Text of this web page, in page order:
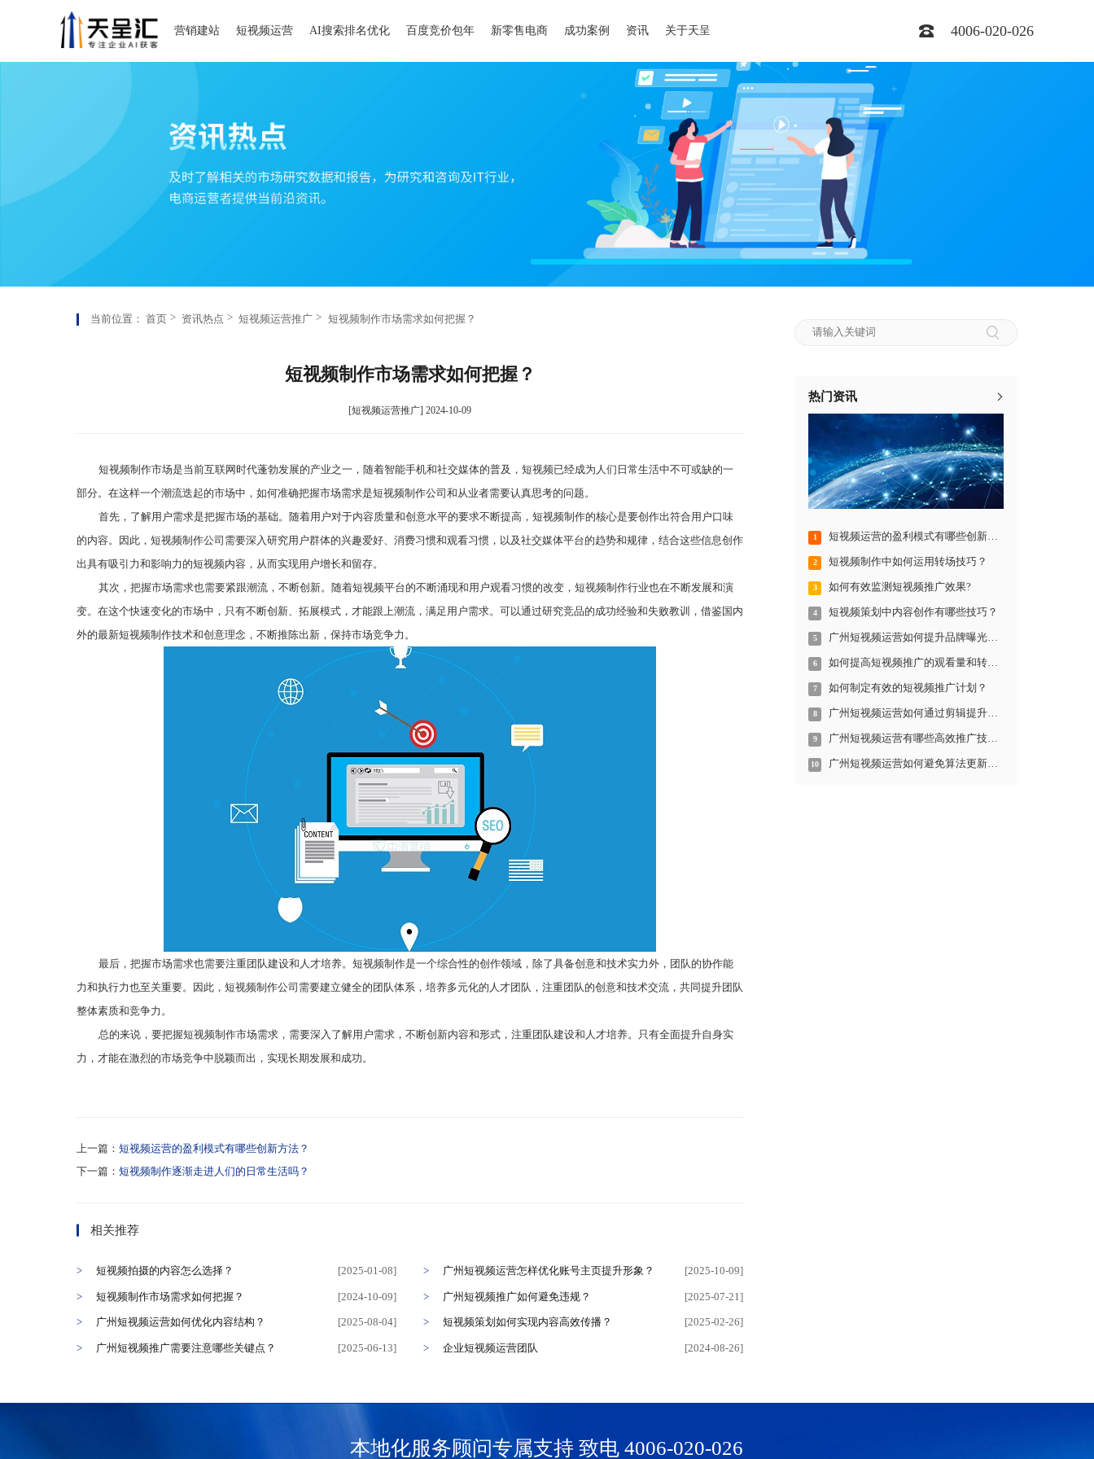
营销建站 短视频运营 AI搜索排名优化 百度竞价包年 新零售电商 成功案例 资讯 关于天呈 4006-020-026
当前位置： 首页 资讯热点 短视频运营推广 短视频制作市场需求如何把握？
短视频制作市场需求如何把握？
[短视频运营推广] 2024-10-09
短视频制作市场是当前互联网时代蓬勃发展的产业之一，随着智能手机和社交媒体的普及，短视频已经成为人们日常生活中不可或缺的一
部分。在这样一个潮流迭起的市场中，如何准确把握市场需求是短视频制作公司和从业者需要认真思考的问题。
首先，了解用户需求是把握市场的基础。随着用户对于内容质量和创意水平的要求不断提高，短视频制作的核心是要创作出符合用户口味
的内容。因此，短视频制作公司需要深入研究用户群体的兴趣爱好、消费习惯和观看习惯，以及社交媒体平台的趋势和规律，结合这些信息创作
出具有吸引力和影响力的短视频内容，从而实现用户增长和留存。
其次，把握市场需求也需要紧跟潮流，不断创新。随着短视频平台的不断涌现和用户观看习惯的改变，短视频制作行业也在不断发展和演
变。在这个快速变化的市场中，只有不断创新、拓展模式，才能跟上潮流，满足用户需求。可以通过研究竞品的成功经验和失败教训，借鉴国内
外的最新短视频制作技术和创意理念，不断推陈出新，保持市场竞争力。
最后，把握市场需求也需要注重团队建设和人才培养。短视频制作是一个综合性的创作领域，除了具备创意和技术实力外，团队的协作能
力和执行力也至关重要。因此，短视频制作公司需要建立健全的团队体系，培养多元化的人才团队，注重团队的创意和技术交流，共同提升团队
整体素质和竞争力。
总的来说，要把握短视频制作市场需求，需要深入了解用户需求，不断创新内容和形式，注重团队建设和人才培养。只有全面提升自身实
力，才能在激烈的市场竞争中脱颖而出，实现长期发展和成功。
上一篇：短视频运营的盈利模式有哪些创新方法？
下一篇：短视频制作逐渐走进人们的日常生活吗？
相关推荐
短视频拍摄的内容怎么选择？ [2025-01-08] 广州短视频运营怎样优化账号主页提升形象？ [2025-10-09]
短视频制作市场需求如何把握？ [2024-10-09] 广州短视频推广如何避免违规？ [2025-07-21]
广州短视频运营如何优化内容结构？ [2025-08-04] 短视频策划如何实现内容高效传播？ [2025-02-26]
广州短视频推广需要注意哪些关键点？ [2025-06-13] 企业短视频运营团队 [2024-08-26]
热门资讯
1 短视频运营的盈利模式有哪些创新方法？
2 短视频制作中如何运用转场技巧？
3 如何有效监测短视频推广效果?
4 短视频策划中内容创作有哪些技巧？
5 广州短视频运营如何提升品牌曝光率？
6 如何提高短视频推广的观看量和转化率？
7 如何制定有效的短视频推广计划？
8 广州短视频运营如何通过剪辑提升视频质量？
9 广州短视频运营有哪些高效推广技巧？
10 广州短视频运营如何避免算法更新对账号的影响？
本地化服务顾问专属支持致电 4006-020-026